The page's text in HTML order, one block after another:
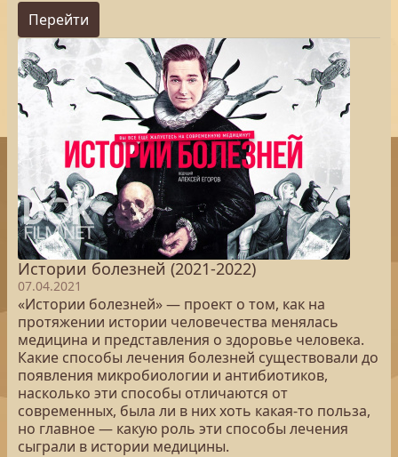
Перейти
Истории болезней (2021-2022)
07.04.2021
«Истории болезней» — проект о том, как на
протяжении истории человечества менялась
медицина и представления о здоровье человека.
Какие способы лечения болезней существовали до
появления микробиологии и антибиотиков,
насколько эти способы отличаются от
современных, была ли в них хоть какая-то польза,
но главное — какую роль эти способы лечения
сыграли в истории медицины.